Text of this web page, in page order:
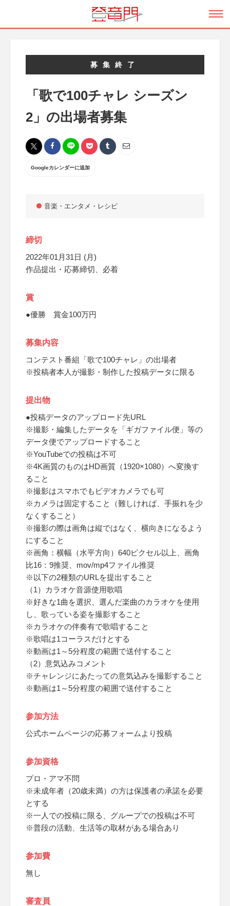
募集終了
「歌で100チャレ シーズン
2」の出場者募集
Googleカレンダーに追加
音楽・エンタメ・レシピ
締切
2022年01月31日 (月)
作品提出・応募締切、必着
賞
●優勝 賞金100万円
募集内容
コンテスト番組「歌で100チャレ」の出場者
※投稿者本人が撮影・制作した投稿データに限る
提出物
●投稿データのアップロード先URL
※撮影・編集したデータを「ギガファイル便」等の
データ便でアップロードすること
※YouTubeでの投稿は不可
※4K画質のものはHD画質（1920×1080）へ変換す
ること
※撮影はスマホでもビデオカメラでも可
※カメラは固定すること（難しければ、手振れを少
なくすること）
※撮影の際は画角は縦ではなく、横向きになるよう
にすること
※画角：横幅（水平方向）640ピクセル以上、画角
比16：9推奨、mov/mp4ファイル推奨
※以下の2種類のURLを提出すること
（1）カラオケ音源使用歌唱
※好きな1曲を選択、選んだ楽曲のカラオケを使用
し、歌っている姿を撮影すること
※カラオケの伴奏有で歌唱すること
※歌唱は1コーラスだけとする
※動画は1～5分程度の範囲で送付すること
（2）意気込みコメント
※チャレンジにあたっての意気込みを撮影すること
※動画は1～5分程度の範囲で送付すること
参加方法
公式ホームページの応募フォームより投稿
参加資格
プロ・アマ不問
※未成年者（20歳未満）の方は保護者の承諾を必要
とする
※一人での投稿に限る、グループでの投稿は不可
※普段の活動、生活等の取材がある場合あり
参加費
無し
審査員